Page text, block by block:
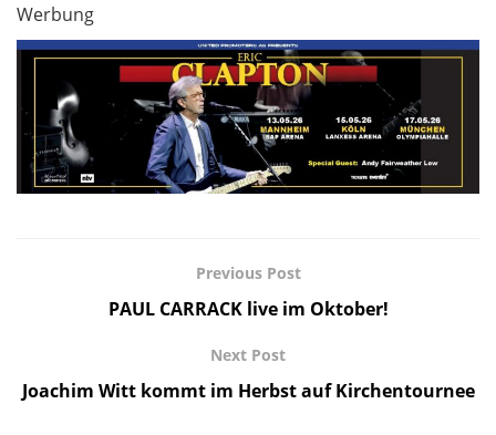
Werbung
Previous Post
PAUL CARRACK live im Oktober!
Next Post
Joachim Witt kommt im Herbst auf Kirchentournee